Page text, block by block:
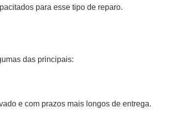
para esse tipo de reparo.
das principais:
e com prazos mais longos de entrega.